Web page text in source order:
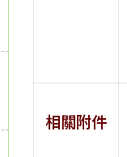
相關附件